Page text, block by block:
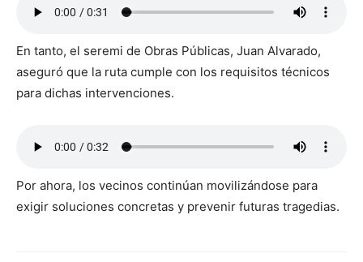
En tanto, el seremi de Obras Públicas, Juan Alvarado,
aseguró que la ruta cumple con los requisitos técnicos
para dichas intervenciones.
Por ahora, los vecinos continúan movilizándose para
exigir soluciones concretas y prevenir futuras tragedias.